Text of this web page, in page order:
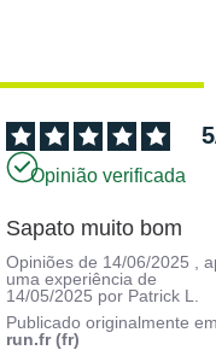
5
Opinião verificada
Sapato muito bom
Opiniões de 14/06/2025
,
uma experiência de
14/05/2025 por Patrick L.
Publicado originalmente
run.fr (fr)